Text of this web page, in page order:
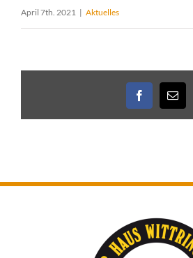
April 7th. 2021 | Aktuelles
Facebook
E-
Mail